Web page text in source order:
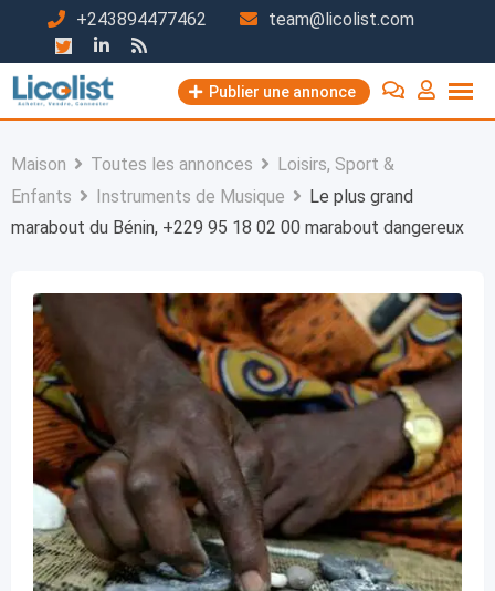
contenu
+243894477462 team@licolist.com
Publier une annonce
Maison Toutes les annonces
Loisirs, Sport &
Enfants
Instruments de Musique
Le plus grand
marabout du Bénin, +229 95 18 02 00 marabout dangereux